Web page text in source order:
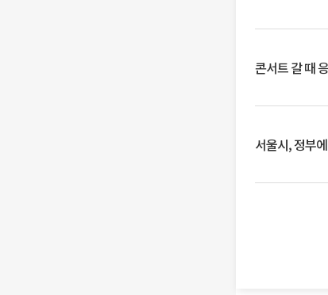
콘서트 갈 때
서울시, 정부